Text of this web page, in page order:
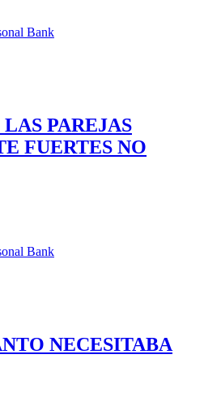
LAS PAREJAS
FUERTES NO
NECESITABA